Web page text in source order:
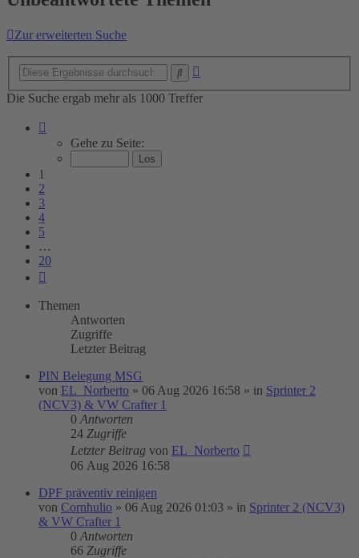
Zur erweiterten Suche
Die Suche ergab mehr als 1000 Treffer
von
Gehe zu Seite:
1
2
3
4
5
…
20
Themen
Antworten
Zugriffe
Letzter Beitrag
PIN Belegung MSG
von EL_Norberto » 06 Aug 2026 16:58 » in Sprinter 2
(NCV3) & VW Crafter 1
0 Antworten
24 Zugriffe
Letzter Beitrag von EL_Norberto
06 Aug 2026 16:58
DPF präventiv reinigen
von Cornhulio » 06 Aug 2026 01:03 » in Sprinter 2 (NCV3)
& VW Crafter 1
0 Antworten
66 Zugriffe